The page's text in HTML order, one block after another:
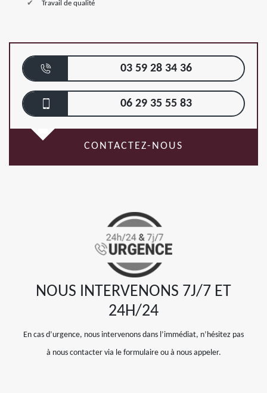
Travail de qualité
03 59 28 34 36
06 29 35 55 83
CONTACTEZ-NOUS
NOUS INTERVENONS 7J/7 ET
24H/24
En cas d’urgence, nous intervenons dans l’immédiat, n’hésitez pas
à nous contacter via le formulaire ou à nous appeler.